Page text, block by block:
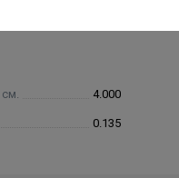
4.000
0.135